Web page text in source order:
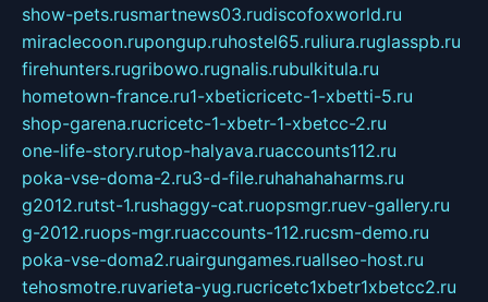
show-pets.rusmartnews03.rudiscofoxworld.ru
miraclecoon.rupongup.ruhostel65.ruliura.ruglasspb.ru
firehunters.rugribowo.rugnalis.rubulkitula.ru
hometown-france.ru1-xbeticricetc-1-xbetti-5.ru
shop-garena.rucricetc-1-xbetr-1-xbetcc-2.ru
one-life-story.rutop-halyava.ruaccounts112.ru
poka-vse-doma-2.ru3-d-file.ruhahahaharms.ru
g2012.rutst-1.rushaggy-cat.ruopsmgr.ruev-gallery.ru
g-2012.ruops-mgr.ruaccounts-112.rucsm-demo.ru
poka-vse-doma2.ruairgungames.ruallseo-host.ru
tehosmotre.ruvarieta-yug.rucricetc1xbetr1xbetcc2.ru